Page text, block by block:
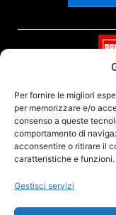
Per fornire le migliori
per memorizzare e/o
consenso a queste
comportamento di
acconsentire o ritirare il
caratteristiche e funzioni.
Gestisci servizi